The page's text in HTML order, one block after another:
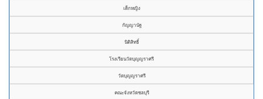
เด็กหญิง
กัญญานัฐ
นิติสิทธิ์
โรงเรียนวัดบุญญราศรี
วัดบุญญราศรี
คณะจังหวัดชลบุรี